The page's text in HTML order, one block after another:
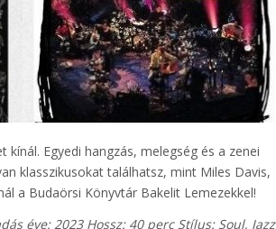
Egyedi hangzás, melegség és a zenei
klasszikusokat találhatsz, mint Miles Davis,
a Budaörsi Könyvtár Bakelit Lemezekkel!
éve: 2023 Hossz: 40 perc Stílus: Soul, Jazz